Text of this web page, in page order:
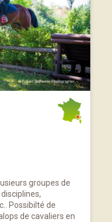
groupes de
Possibilté de
de cavaliers en